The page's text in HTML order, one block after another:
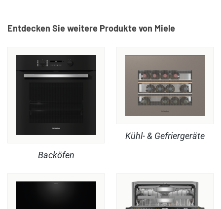
Entdecken Sie weitere Produkte von Miele
Backöfen
Kühl- & Gefriergeräte